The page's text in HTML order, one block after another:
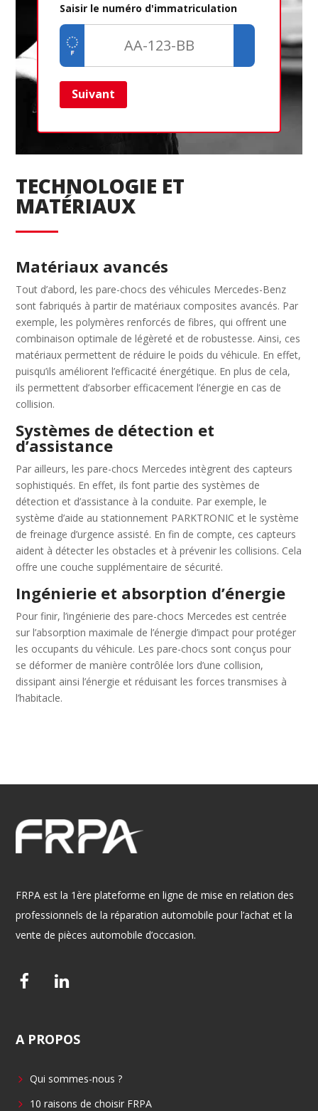
Saisir le numéro d'immatriculation
Suivant
TECHNOLOGIE ET
MATÉRIAUX
Matériaux avancés
Tout d’abord, les pare-chocs des véhicules Mercedes-Benz
sont fabriqués à partir de matériaux composites avancés. Par
exemple, les polymères renforcés de fibres, qui offrent une
combinaison optimale de légèreté et de robustesse. Ainsi, ces
matériaux permettent de réduire le poids du véhicule. En effet,
puisqu’ils améliorent l’efficacité énergétique. En plus de cela,
ils permettent d’absorber efficacement l’énergie en cas de
collision.
Systèmes de détection et
d’assistance
Par ailleurs, les pare-chocs Mercedes intègrent des capteurs
sophistiqués. En effet, ils font partie des systèmes de
détection et d’assistance à la conduite. Par exemple, le
système d’aide au stationnement PARKTRONIC et le système
de freinage d’urgence assisté. En fin de compte, ces capteurs
aident à détecter les obstacles et à prévenir les collisions. Cela
offre une couche supplémentaire de sécurité.
Ingénierie et absorption d’énergie
Pour finir, l’ingénierie des pare-chocs Mercedes est centrée
sur l’absorption maximale de l’énergie d’impact pour protéger
les occupants du véhicule. Les pare-chocs sont conçus pour
se déformer de manière contrôlée lors d’une collision,
dissipant ainsi l’énergie et réduisant les forces transmises à
l’habitacle.
FRPA est la 1ère plateforme en ligne de mise en relation des
professionnels de la réparation automobile pour l’achat et la
vente de pièces automobile d’occasion.
F
e
o
o
L
k
d
i
A PROPOS
Qui sommes-nous ?
10 raisons de choisir FRPA